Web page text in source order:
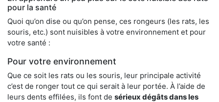
pour la santé
Quoi qu’on dise ou qu’on pense, ces rongeurs (les rats, les
souris, etc.) sont nuisibles à votre environnement et pour
votre santé :
Pour votre environnement
Que ce soit les rats ou les souris, leur principale activité
c’est de ronger tout ce qui serait à leur portée. À l’aide de
leurs dents effilées, ils font de sérieux dégâts dans les